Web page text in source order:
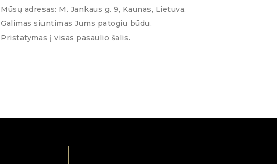
Mūsų adresas: M. Jankaus g. 9, Kaunas, Lietuva.
Galimas siuntimas Jums patogiu būdu.
Pristatymas į visas pasaulio šalis.